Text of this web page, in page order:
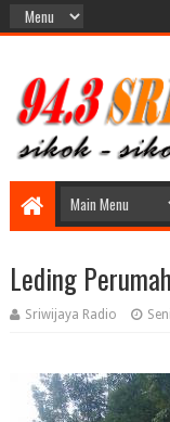
Leding
Sriwijaya Radio